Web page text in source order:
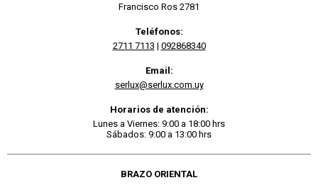
Francisco Ros 2781
Teléfonos:
2711 7113 | 092868340
Email:
serlux@serlux.com.uy
Horarios de atención:
Lunes a Viernes: 9:00 a 18:00 hrs
Sábados: 9:00 a 13:00 hrs
BRAZO ORIENTAL